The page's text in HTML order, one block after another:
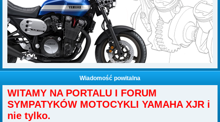
Wiadomość powitalna
WITAMY NA PORTALU I FORUM
SYMPATYKÓW MOTOCYKLI YAMAHA XJR i
nie tylko.